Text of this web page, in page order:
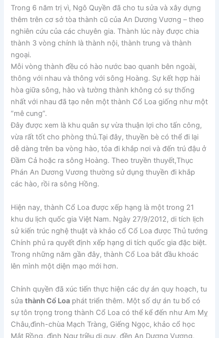
Trong 6 năm trị vì, Ngô Quyền đã cho tu sửa và xây dựng
thêm trên cơ sở tòa thành cũ của An Dương Vương – theo
nghiên cứu của các chuyên gia. Thành lúc này được chia
thành 3 vòng chính là thành nội, thành trung và thành
ngoại.
Mỗi vòng thành đều có hào nước bao quanh bên ngoài,
thông với nhau và thông với sông Hoàng. Sự kết hợp hài
hòa giữa sông, hào và tường thành không có sự thống
nhất với nhau đã tạo nên một thành Cổ Loa giống như một
“mê cung”.
Đây được xem là khu quân sự vừa thuận lợi cho tấn công,
vừa rất tốt cho phòng thủ.Tại đây, thuyền bè có thể đi lại
dễ dàng trên ba vòng hào, tỏa đi khắp nơi và đến trú đậu ở
Đầm Cả hoặc ra sông Hoàng. Theo truyền thuyết,Thục
Phán An Dương Vương thường sử dụng thuyền đi khắp
các hào, rồi ra sông Hồng.
Hiện nay, thành Cổ Loa được xếp hạng là một trong 21
khu du lịch quốc gia Việt Nam. Ngày 27/9/2012, di tích lịch
sử kiến trúc nghệ thuật và khảo cổ Cổ Loa được Thủ tướng
Chính phủ ra quyết định xếp hạng di tích quốc gia đặc biệt.
Trong những năm gần đây, thành Cổ Loa bắt đầu khoác
lên mình một diện mạo mới hơn.
Chính quyền đã xúc tiến thực hiện các dự án quy hoạch, tu
sửathành Cổ Loa phát triển thêm. Một số dự án tu bổ có
sự tôn trọng trong thành Cổ Loa có thể kể đến như Am Mỵ
Châu,đình-chùa Mạch Tràng, Giếng Ngọc, khảo cổ học
Mắt Rồng, đình Ngự triều di quy, đền An Dương Vương,